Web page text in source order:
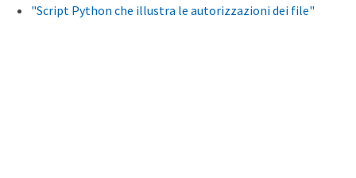
"Script Python che illustra le autorizzazioni dei file"